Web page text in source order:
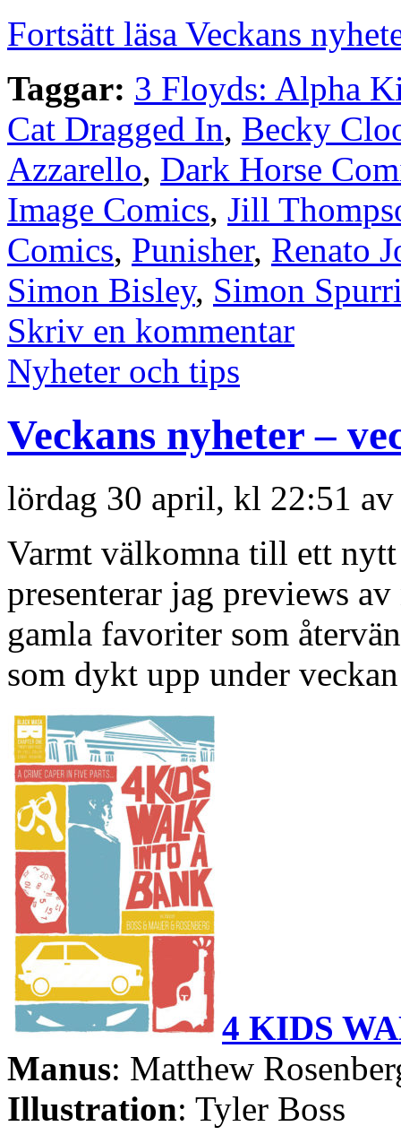
Fortsätt läsa Veckans
Taggar: 3 Floyds: Alpha
Cat Dragged In, Becky
Azzarello, Dark Horse
Image Comics, Jill
Comics, Punisher, Renato
Simon Bisley, Simon
Skriv en kommentar
Nyheter och tips
Veckans nyheter –
lördag 30 april, kl 22:51 av
Varmt välkomna till ett
presenterar jag previews
gamla favoriter som
som dykt upp under
4 KIDS
Manus: Matthew
Illustration: Tyler Boss